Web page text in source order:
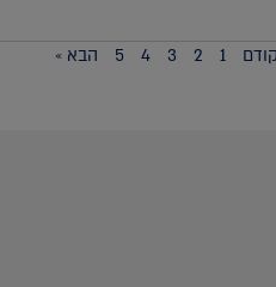
1
2
3
4
5 הבא »